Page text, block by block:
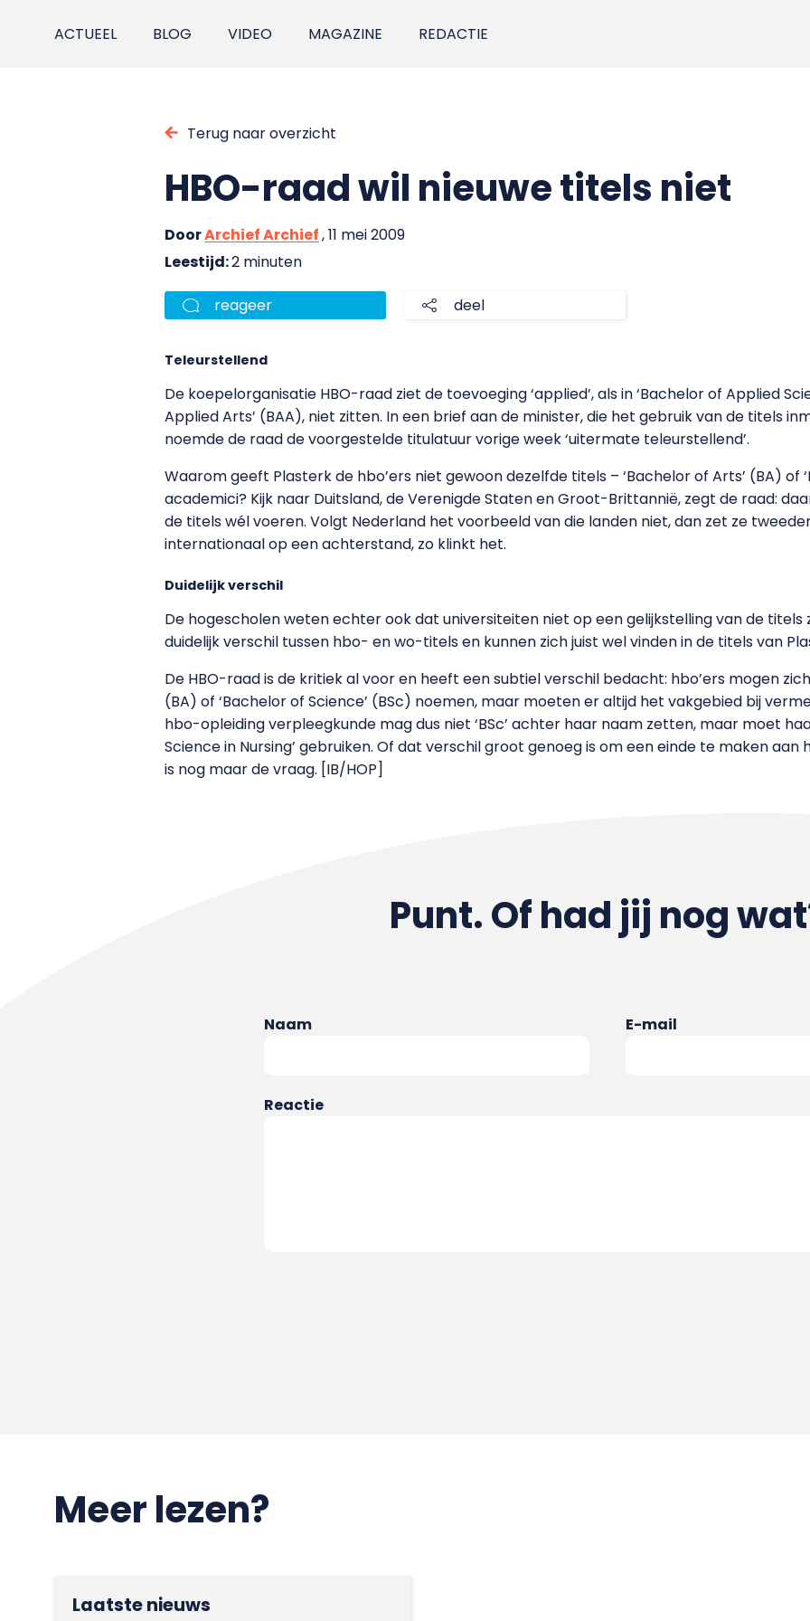
ACTUEEL BLOG VIDEO MAGAZINE REDACTIE
Terug naar overzicht
HBO-raad wil nieuwe titels niet
DoorArchief Archief, 11 mei 2009
Leestijd:2 minuten
reageer deel
Teleurstellend
De koepelorganisatie HBO-raad ziet de toevoeging ‘applied’, als in ‘Bachelor of Applied
Applied Arts’ (BAA), niet zitten. In een brief aan de minister, die het gebruik van de titels
noemde de raad de voorgestelde titulatuur vorige week ‘uitermate teleurstellend’.
Waarom geeft Plasterk de hbo’ers niet gewoon dezelfde titels – ‘Bachelor of Arts’ (BA) of
academici? Kijk naar Duitsland, de Verenigde Staten en Groot-Brittannië, zegt de raad:
de titels wél voeren. Volgt Nederland het voorbeeld van die landen niet, dan zet ze
internationaal op een achterstand, zo klinkt het.
Duidelijk verschil
De hogescholen weten echter ook dat universiteiten niet op een gelijkstelling van de titels
duidelijk verschil tussen hbo- en wo-titels en kunnen zich juist wel vinden in de titels van
De HBO-raad is de kritiek al voor en heeft een subtiel verschil bedacht: hbo’ers mogen
(BA) of ‘Bachelor of Science’ (BSc) noemen, maar moeten er altijd het vakgebied bij
hbo-opleiding verpleegkunde mag dus niet ‘BSc’ achter haar naam zetten, maar moet
Science in Nursing’ gebruiken. Of dat verschil groot genoeg is om een einde te maken
is nog maar de vraag. [IB/HOP]
Punt. Of had jij nog
Naam E-mail
Reactie
Meer lezen?
Laatste nieuws